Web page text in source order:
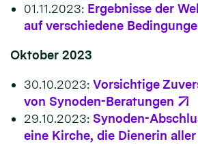
01.11.2023: Ergebnisse der
auf verschiedene
Oktober 2023
30.10.2023: Vorsichtige
von Synoden-Beratungen
29.10.2023: Synoden-
eine Kirche, die Dienerin